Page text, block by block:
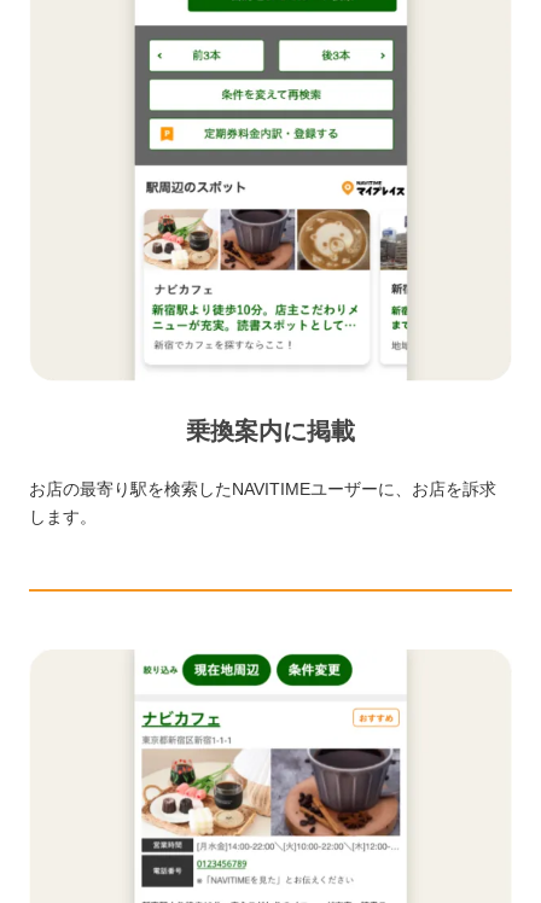
乗換案内に掲載
お店の最寄り駅を検索したNAVITIMEユーザーに、お店を訴求
します。